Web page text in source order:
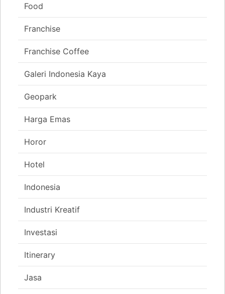
Food
Franchise
Franchise Coffee
Galeri Indonesia Kaya
Geopark
Harga Emas
Horor
Hotel
Indonesia
Industri Kreatif
Investasi
Itinerary
Jasa